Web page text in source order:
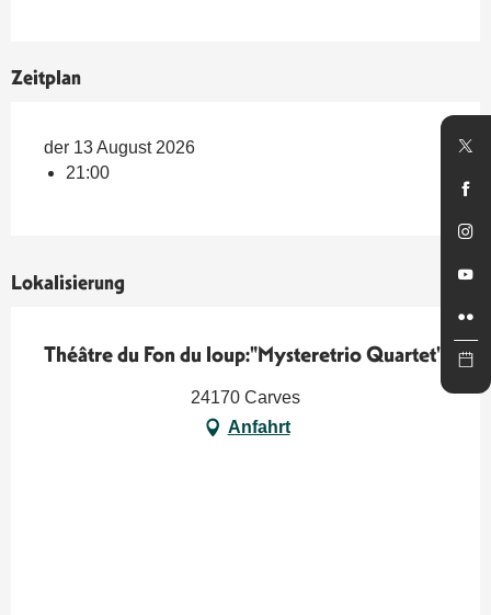
Zeitplan
der 13 August 2026
21:00
Lokalisierung
Théâtre du Fon du loup:"Mysteretrio Quartet"
24170 Carves
Anfahrt